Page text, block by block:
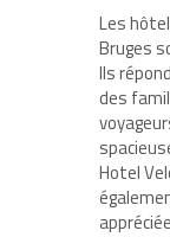
Les
Bruges
Ils
des
Hotel